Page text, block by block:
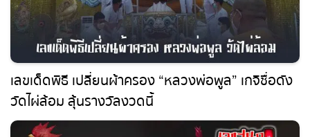
เลขเด็ดพิธี เปลี่ยนผ้าครอง “หลวงพ่อพูล” เกจิชื่อ
ดังวัดไผ่ล้อม ลุ้นรางวัลงวดนี้